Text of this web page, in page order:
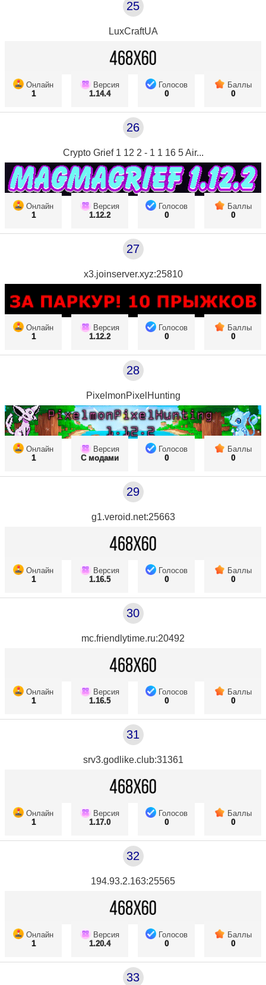
25
LuxCraftUA
Онлайн
1
Версия
1.14.4
Голосов
0
Баллы
0
26
Crypto Grief 1 12 2 - 1 1 16 5 Air...
Онлайн
1
Версия
1.12.2
Голосов
0
Баллы
0
27
x3.joinserver.xyz:25810
Онлайн
1
Версия
1.12.2
Голосов
0
Баллы
0
28
PixelmonPixelHunting
Онлайн
1
Версия
С модами
Голосов
0
Баллы
0
29
g1.veroid.net:25663
Онлайн
1
Версия
1.16.5
Голосов
0
Баллы
0
30
mc.friendlytime.ru:20492
Онлайн
1
Версия
1.16.5
Голосов
0
Баллы
0
31
srv3.godlike.club:31361
Онлайн
1
Версия
1.17.0
Голосов
0
Баллы
0
32
194.93.2.163:25565
Онлайн
1
Версия
1.20.4
Голосов
0
Баллы
0
33